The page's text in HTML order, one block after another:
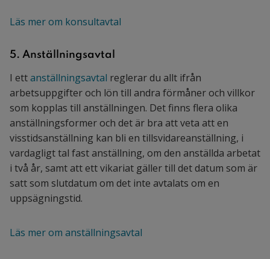
Läs mer om konsultavtal
5. Anställningsavtal
I ettanställningsavtal reglerar du allt ifrån
arbetsuppgifter och lön till andra förmåner och villkor
som kopplas till anställningen. Det finns flera olika
anställningsformer och det är bra att veta att en
visstidsanställning kan bli en tillsvidareanställning, i
vardagligt tal fast anställning, om den anställda arbetat
i två år, samt att ett vikariat gäller till det datum som är
satt som slutdatum om det inte avtalats om en
uppsägningstid.
Läs mer om anställningsavtal